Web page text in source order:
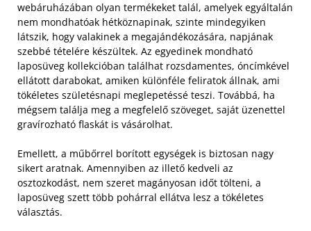
webáruházában olyan termékeket talál, amelyek egyáltalán
nem mondhatóak hétköznapinak, szinte mindegyiken
látszik, hogy valakinek a megajándékozására, napjának
szebbé tételére készültek. Az egyedinek mondható
laposüveg kollekcióban találhat rozsdamentes, óncímkével
ellátott darabokat, amiken különféle feliratok állnak, ami
tökéletes születésnapi meglepetéssé teszi. Továbbá, ha
mégsem találja meg a megfelelő szöveget, saját üzenettel
gravírozható flaskát is vásárolhat.
Emellett, a műbőrrel borított egységek is biztosan nagy
sikert aratnak. Amennyiben az illető kedveli az
osztozkodást, nem szeret magányosan időt tölteni, a
laposüveg szett több pohárral ellátva lesz a tökéletes
választás.